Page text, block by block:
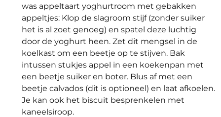
was appeltaart yoghurtroom met gebakken
appeltjes: Klop de slagroom stijf (zonder suiker
het is al zoet genoeg) en spatel deze luchtig
door de yoghurt heen. Zet dit mengsel in de
koelkast om een beetje op te stijven. Bak
intussen stukjes appel in een koekenpan met
een beetje suiker en boter. Blus af met een
beetje calvados (dit is optioneel) en laat afkoelen.
Je kan ook het biscuit besprenkelen met
kaneelsiroop.